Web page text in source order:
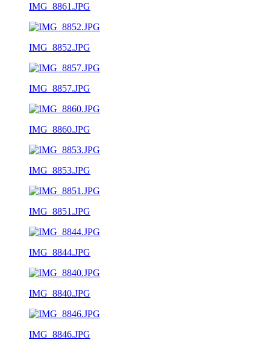
IMG_8861.JPG
IMG_8852.JPG
IMG_8857.JPG
IMG_8860.JPG
IMG_8853.JPG
IMG_8851.JPG
IMG_8844.JPG
IMG_8840.JPG
IMG_8846.JPG